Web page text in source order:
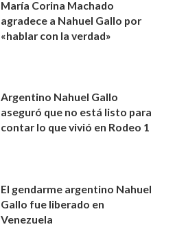
María Corina Machado
agradece a Nahuel Gallo por
«hablar con la verdad»
Argentino Nahuel Gallo
aseguró que no está listo para
contar lo que vivió en Rodeo 1
El gendarme argentino Nahuel
Gallo fue liberado en
Venezuela